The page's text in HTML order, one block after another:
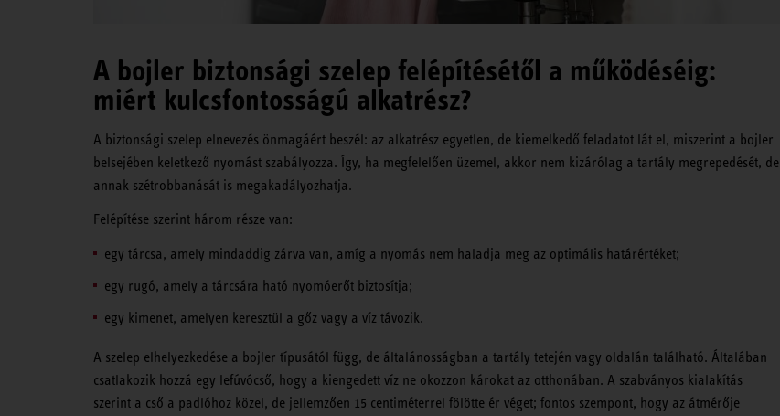
A bojler biztonsági szelep felépítésétől a működéséig:
miért kulcsfontosságú alkatrész?
A biztonsági szelep elnevezés önmagáért beszél: az alkatrész egyetlen, de kiemelkedő feladatot lát el, miszerint a bojler
belsejében keletkező nyomást szabályozza. Így, ha megfelelően üzemel, akkor nem kizárólag a tartály megrepedését, de
annak szétrobbanását is megakadályozhatja.
Felépítése szerint három része van:
egy tárcsa, amely mindaddig zárva van, amíg a nyomás nem haladja meg az optimális határértéket;
egy rugó, amely a tárcsára ható nyomóerőt biztosítja;
egy kimenet, amelyen keresztül a gőz vagy a víz távozik.
A szelep elhelyezkedése a bojler típusától függ, de általánosságban a tartály tetején vagy oldalán található. Általában
csatlakozik hozzá egy lefúvócső, hogy a kiengedett víz ne okozzon károkat az otthonában. A szabványos kialakítás
szerint a cső a padlóhoz közel, de jellemzően 15 centiméterrel fölötte ér véget; fontos szempont, hogy az átmérője